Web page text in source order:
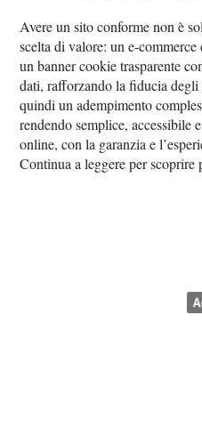
Avere un sito conforme non è
scelta di valore: un e-
un banner cookie trasparente
dati, rafforzando la fiducia
quindi un adempimento
rendendo semplice, accessibile
online, con la garanzia e
Continua a leggere per